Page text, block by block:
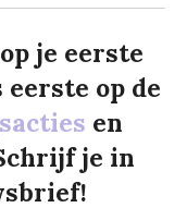
je eerste
op de
en
je in